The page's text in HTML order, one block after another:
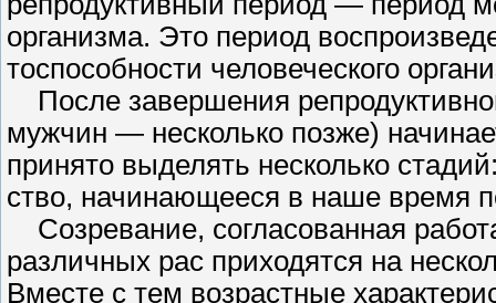
организма. Это период
тоспособности человеческого
После завершения
мужчин — несколько позже)
принято выделять не­сколько
ство, начинающееся в наше время
Созревание, согласованная
различных рас приходятся на
Вместе с тем возрастные